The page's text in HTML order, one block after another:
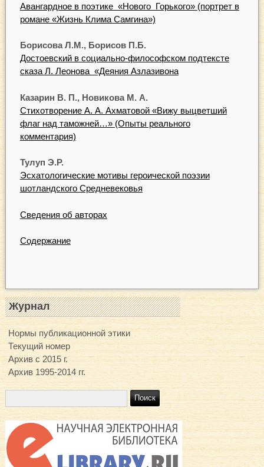
Авангардное в поэтике «Нового Горького» (портрет в
романе «Жизнь Клима Самгина»)
Борисова Л.М., Борисов П.Б.
Достоевский в социально-философском подтексте
сказа Л. Леонова «Деяния Азлазивона
Казарин В. П., Новикова М. А.
Стихотворение А. А. Ахматовой «Вижу выцветший
флаг над таможней…» (Опыты реального
комментария)
Тулуп Э.Р.
Эсхатологические мотивы героической поэзии
шотландского Средневековья
Сведения об авторах
Содержание
Журнал
Нормы публикационной этики
Текущий номер
Архив с 2015 г.
Архив 1995-2014 гг.